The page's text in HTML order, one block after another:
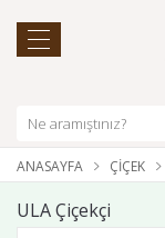
ANASAYFA ÇIÇEK
ULA Çiçekçi